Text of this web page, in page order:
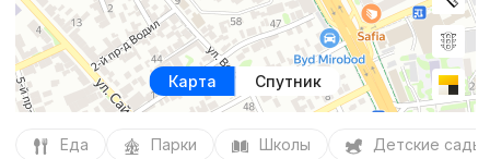
Карта Спутник
Еда Парки Школы Детские сады